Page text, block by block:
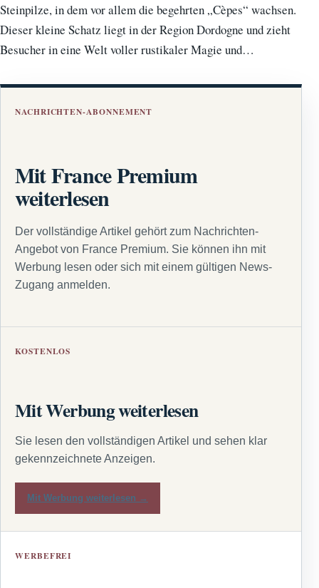
Steinpilze, in dem vor allem die begehrten „Cèpes“ wachsen.
Dieser kleine Schatz liegt in der Region Dordogne und zieht
Besucher in eine Welt voller rustikaler Magie und…
NACHRICHTEN-ABONNEMENT
Mit France Premium
weiterlesen
Der vollständige Artikel gehört zum Nachrichten-
Angebot von France Premium. Sie können ihn mit
Werbung lesen oder sich mit einem gültigen News-
Zugang anmelden.
KOSTENLOS
Mit Werbung weiterlesen
Sie lesen den vollständigen Artikel und sehen klar
gekennzeichnete Anzeigen.
Mit Werbung weiterlesen →
WERBEFREI